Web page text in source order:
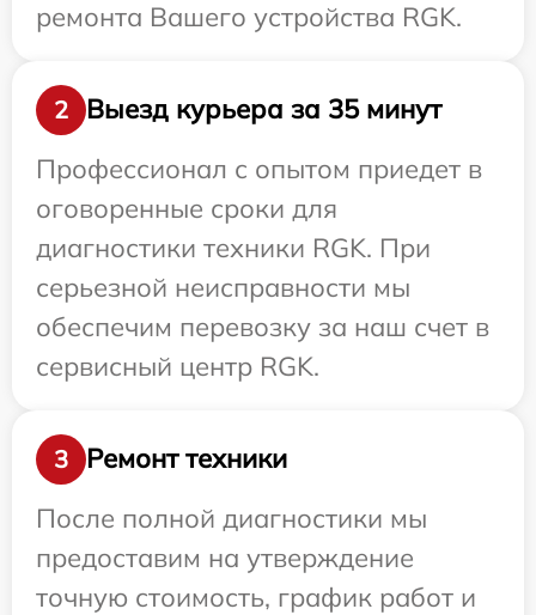
ремонта Вашего устройства RGK.
2
Выезд курьера за 35 минут
Профессионал с опытом приедет в
оговоренные сроки для
диагностики техники RGK. При
серьезной неисправности мы
обеспечим перевозку за наш счет в
сервисный центр RGK.
3
Ремонт техники
После полной диагностики мы
предоставим на утверждение
точную стоимость, график работ и